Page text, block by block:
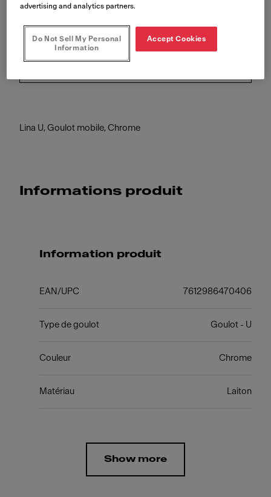
Couleur
Lina U, Goulot mobile, Chrome
Informations produit
Information produit
EAN/UPC 7612986470406
Type de goulot Goulot - U
Couleur Chrome
Matériau Laiton
Show more
advertising and analytics partners.
Do Not Sell My Personal
Information
Accept Cookies